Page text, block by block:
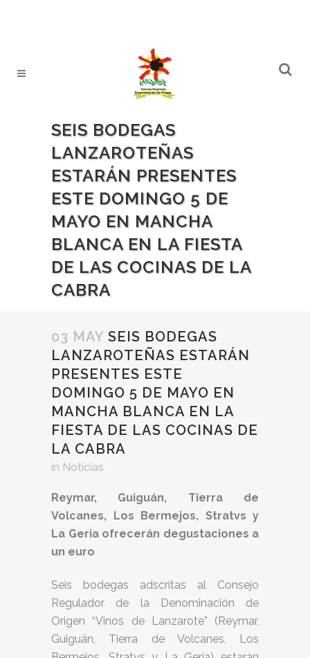
SEIS BODEGAS
LANZAROTEÑAS
ESTARÁN PRESENTES
ESTE DOMINGO 5 DE
MAYO EN MANCHA
BLANCA EN LA FIESTA
DE LAS COCINAS DE LA
CABRA
03 MAY SEIS BODEGAS
LANZAROTEÑAS ESTARÁN
PRESENTES ESTE
DOMINGO 5 DE MAYO EN
MANCHA BLANCA EN LA
FIESTA DE LAS COCINAS DE
LA CABRA
in Noticias
Reymar, Guiguán, Tierra de
Volcanes, Los Bermejos, Stratvs y
La Geria ofrecerán degustaciones a
un euro
Seis bodegas adscritas al Consejo
Regulador de la Denominación de
Origen “Vinos de Lanzarote” (Reymar,
Guiguán, Tierra de Volcanes, Los